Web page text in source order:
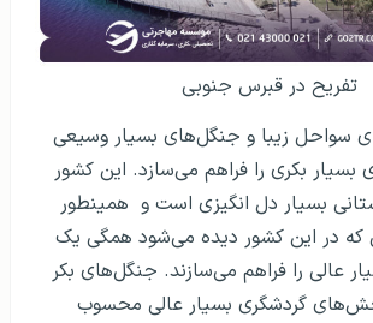
تفریح در قبرس جنوبی
سواحل زیبا و جنگل‌های بسیار وسیعی
بکری را فراهم می‌سازد. این کشور
بسیار دل انگیزی است و همینطور
که در این کشور دیده می‌شود همگی یک
عالی را فراهم می‌سازند. جنگل‌های بکر
گردشگری بسیار عالی محسوب